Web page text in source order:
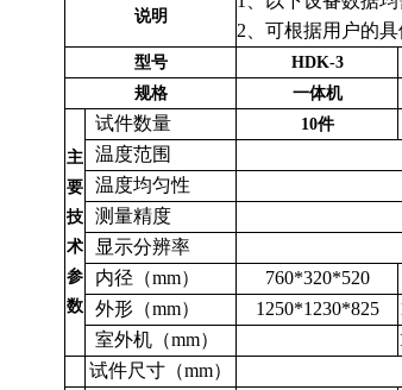
说明
2、可根据用户的
型号 HDK-3
规格
一体机
主
要
技
术
参
数
试件数量 10件
温度范围
温度均匀性
测量精度
显示分辨率
内径（mm）
760*320*520
外形（mm）
1250*1230*825
室外机（mm）
试件尺寸（mm）